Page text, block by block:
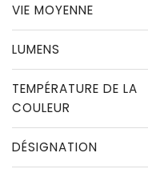
VIE MOYENNE
LUMENS
TEMPÉRATURE DE LA
COULEUR
DÉSIGNATION